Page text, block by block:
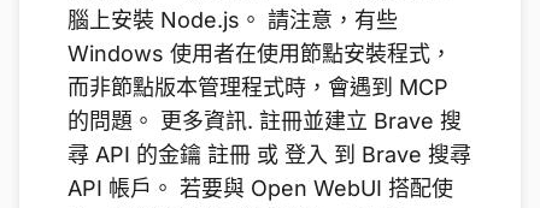
腦上安裝 Node.js。 請注意，有些
Windows 使用者在使用節點安裝程式，
而非節點版本管理程式時，會遇到 MCP
的問題。 更多資訊. 註冊並建立 Brave 搜
尋 API 的金鑰 註冊 或 登入 到 Brave 搜尋
API 帳戶。 若要與 Open WebUI 搭配使